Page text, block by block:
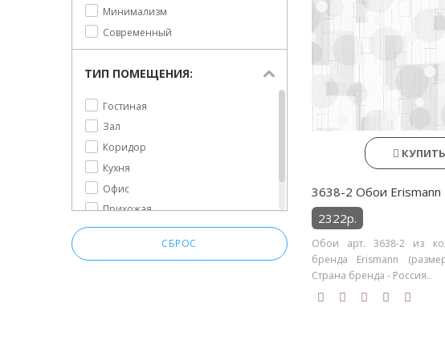
Минимализм
Современный
ТИП ПОМЕЩЕНИЯ:
Гостиная
Зал
Коридор
Кухня
Офис
Прихожая
Спальня
СБРОС
КУПИТЬ
3638-2 Обои Erismann
2322р.
Обои арт. 3638-2 из
бренда Erismann
Страна бренда - Россия..